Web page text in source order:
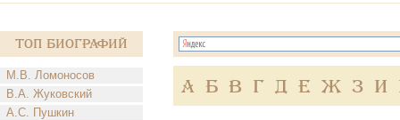
Топ Биографий
М.В. Ломоносов
В.А. Жуковский
А.С. Пушкин
А Б В Г Д Е Ж З И